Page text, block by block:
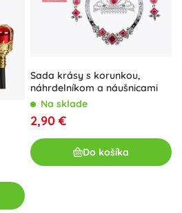
Sada krásy s korunkou,
náhrdelníkom a náušnicami
Na sklade
2,90 €
Do košíka